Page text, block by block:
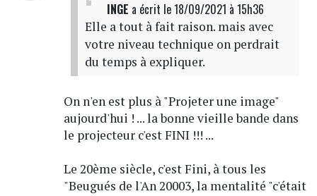
INGE a écrit le 18/09/2021 à 15h36
Elle a tout à fait raison. mais avec
votre niveau technique on perdrait
du temps à expliquer.
On n'en est plus à "Projeter une image"
aujourd'hui ! ... la bonne vieille bande dans
le projecteur c'est FINI !!! ...
Le 20ème siècle, c'est Fini, à tous les
"Beugués de l'An 20003, la mentalité "c'était